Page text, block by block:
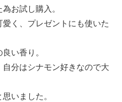
お試し購入。
く、プレゼントにも使いた
い香り。
分はシナモン好きなので大
いました。